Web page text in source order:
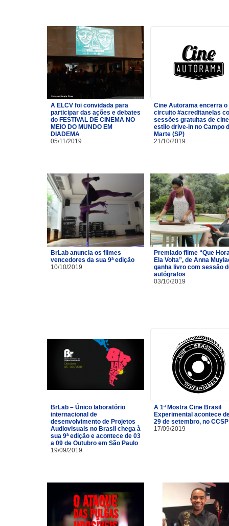
A ELCV foi convidada para
participar das ações e debates
do FESTIVAL DE CINEMA NO
MEIO DO MUNDO EM
DIADEMA
05/11/2019
Cine Autorama encerra o
circuito #acreditanelas
sessões gratuitas de
estilo drive-in no Campo
Marte (SP)
21/10/2019
BrLab anuncia os filmes
vencedores da sua 9ª edição
10/10/2019
Premiado filme “Que
Ela Volta”, de Anna
ganha livro com sessão
autógrafos
03/10/2019
BrLab – Único laboratório
internacional de
desenvolvimento de Projetos
Audiovisuais no Brasil chega à
sua 9ª edição e acontece de 03
a 09 de Outubro em São Paulo
19/09/2019
A 1ª Mostra Cine Brasil
Experimental acontece
29 de setembro, no CCSP
17/09/2019